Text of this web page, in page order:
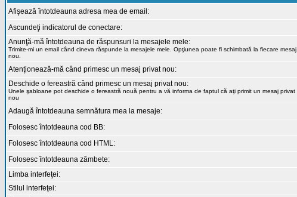
Afişează întotdeauna adresa mea de email:
Ascundeţi indicatorul de conectare:
Anunţă-mă întotdeauna de răspunsuri la mesajele mele:
Trimite-mi un email când cineva răspunde la mesajele mele. Opţiunea poate fi schimbată la fiecare mesaj
nou.
Atenţionează-mă când primesc un mesaj privat nou:
Deschide o fereastră când primesc un mesaj privat nou:
Unele şabloane pot deschide o fereastră nouă pentru a vă informa de faptul că aţi primit un mesaj privat
nou
Adaugă întotdeauna semnătura mea la mesaje:
Folosesc întotdeauna cod BB:
Folosesc întotdeauna cod HTML:
Folosesc întotdeauna zâmbete:
Limba interfeţei:
Stilul interfeţei: